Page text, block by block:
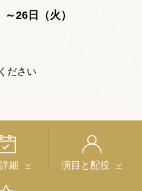
26日（火）
ださい
細 演目と配役